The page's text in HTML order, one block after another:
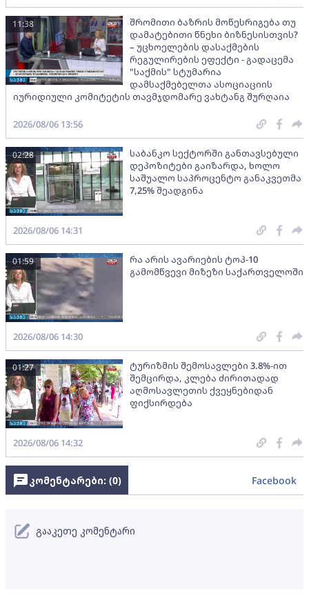
შრომითი ბაზრის მოწესრიგება თუ
დამატებითი წნეხი ბიზნესისთვის?
– უცხოელების დასაქმების
რეგულირების ეფექტი - გადაცემა
"საქმის" სტუმარია
დამსაქმებელთა ასოციაციის
იურიდიული კომიტეტის თავმჯდომარე ვახტანგ შურღაია
11:38
2026/08/06 13:56
საბანკო სექტორში განთავსებული
დეპოზიტები გაიზარდა, ხოლო
საშუალო საპროცენტო განაკვეთმა
7,25% შეადგინა
02:28
2026/08/06 14:31
რა არის ავარიების ტოპ-10
გამომწვევი მიზეზი საქართველოში
01:59
2026/08/06 14:30
ტურიზმის შემოსავლები 3.8%-ით
შემცირდა, კლება ძირითადად
აღმოსავლეთის ქვეყნებიდან
ფიქსირდება
01:27
2026/08/06 14:32
კომენტარები: (0) Facebook
გააკეთე კომენტარი